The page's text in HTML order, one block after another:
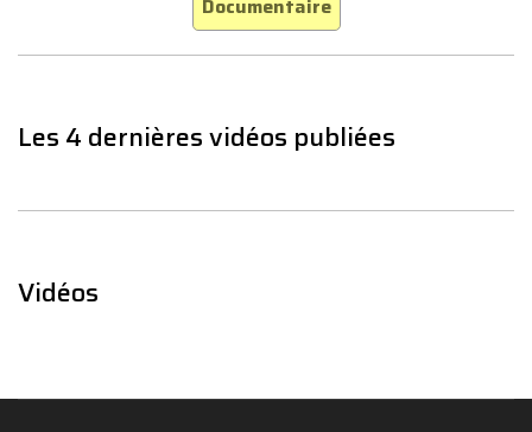
Documentaire
Les 4 dernières vidéos publiées
Vidéos